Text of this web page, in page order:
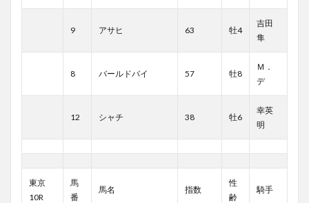
9 アサヒ 63 牡4
吉田
隼
8 バールドバイ 57 牡8
Ｍ．
デ
12 シャチ 38 牡6
幸英
明
東京
10R
馬
番
馬名 指数
性
齢
騎手